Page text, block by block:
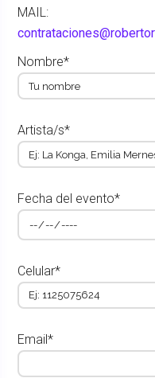
MAIL:
Nombre*
Artista/s*
Fecha del evento*
Celular*
Email*